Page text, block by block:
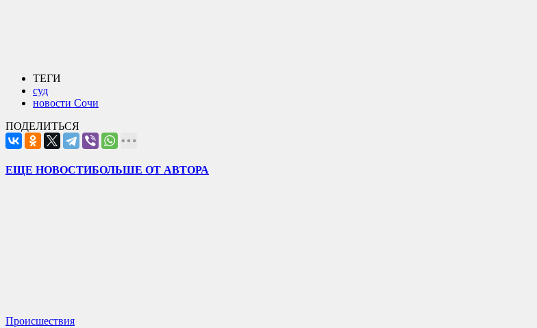
ТЕГИ
суд
новости Сочи
ПОДЕЛИТЬСЯ
ЕЩЕ НОВОСТИБОЛЬШЕ ОТ АВТОРА
Происшествия